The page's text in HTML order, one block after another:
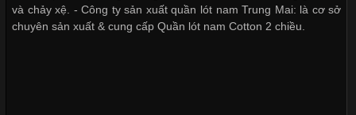
Trong môi trường kinh doanh hiện đại, việc xây dựng hình ảnh
chuyên nghiệp đóng vai trò quan trọng đối với sự phát triển của
và chảy xệ. - Công ty sản xuất quần lót nam Trung Mai: là cơ sở
chuyên sản xuất & cung cấp Quần lót nam Cotton 2 chiều.